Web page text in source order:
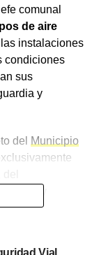
comunal
de aire
instalaciones
condiciones
sus
y
del Municipio
y
Vial